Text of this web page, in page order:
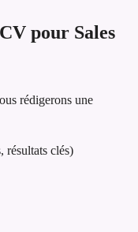
pour Sales
rédigerons une
résultats clés)